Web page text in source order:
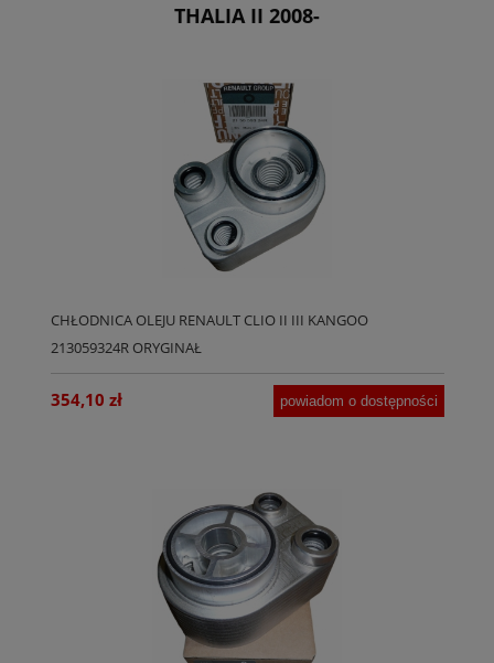
THALIA II 2008-
CHŁODNICA OLEJU RENAULT CLIO II III KANGOO
213059324R ORYGINAŁ
354,10 zł powiadom o dostępności